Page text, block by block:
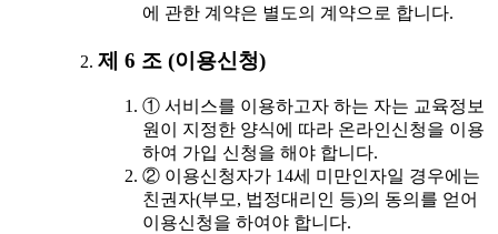
에 관한 계약은 별도의 계약으로 합니다.
제 6 조 (이용신청)
① 서비스를 이용하고자 하는 자는 교육정보
원이 지정한 양식에 따라 온라인신청을 이용
하여 가입 신청을 해야 합니다.
② 이용신청자가 14세 미만인자일 경우에는
친권자(부모, 법정대리인 등)의 동의를 얻어
이용신청을 하여야 합니다.